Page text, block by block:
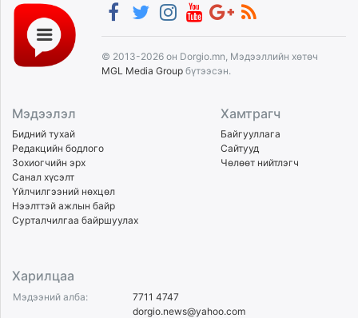
© 2013-2026 он Dorgio.mn, Мэдээллийн хөтөч
MGL Media Group бүтээсэн.
Мэдээлэл
Бидний тухай
Редакцийн бодлого
Зохиогчийн эрх
Санал хүсэлт
Үйлчилгээний нөхцөл
Нээлттэй ажлын байр
Сурталчилгаа байршуулах
Хамтрагч
Байгууллага
Сайтууд
Чөлөөт нийтлэгч
Харилцаа
Мэдээний алба:
7711 4747
dorgio.news@yahoo.com